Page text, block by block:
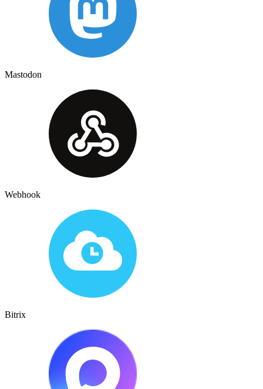
Mastodon
Webhook
Bitrix